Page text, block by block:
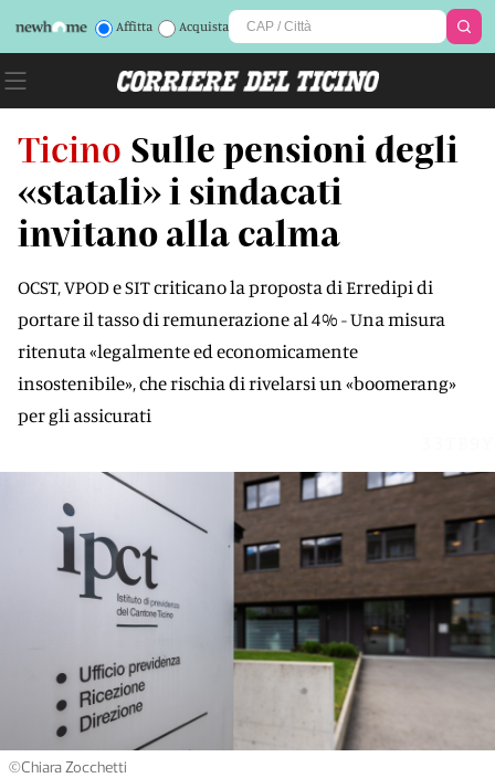
Affitta Acquista
Ticino Sulle pensioni degli
«statali» i sindacati
invitano alla calma
OCST, VPOD e SIT criticano la proposta di Erredipi di
portare il tasso di remunerazione al 4% - Una misura
ritenuta «legalmente ed economicamente
insostenibile», che rischia di rivelarsi un «boomerang»
per gli assicurati
©Chiara Zocchetti